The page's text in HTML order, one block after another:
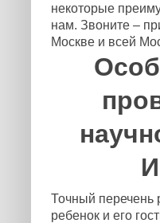
некоторые
нам. Звоните –
Москве и всей
Точный перечень
ребенок и его